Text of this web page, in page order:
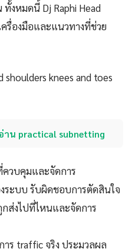
งหมดนี้ Dj Raphi Head
ครื่องมือและแนวทางที่ช่วย
shoulders knees and toes
าน practical subnetting
วบคุมและจัดการ
ระบบ รับผิดชอบการตัดสินใจ
ส่งไปที่ไหนและจัดการ
ร traffic จริง ประมวลผล